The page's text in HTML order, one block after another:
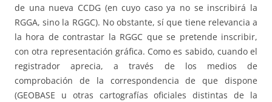
de una nueva CCDG (en cuyo caso ya no se inscribirá la
RGGA, sino la RGGC). No obstante, sí que tiene relevancia a
la hora de contrastar la RGGC que se pretende inscribir,
con otra representación gráfica. Como es sabido, cuando el
registrador aprecia, a través de los medios de
comprobación de la correspondencia de que dispone
(GEOBASE u otras cartografías oficiales distintas de la